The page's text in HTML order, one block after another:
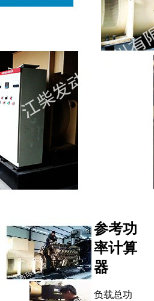
参考功
率计算
器
负载总功